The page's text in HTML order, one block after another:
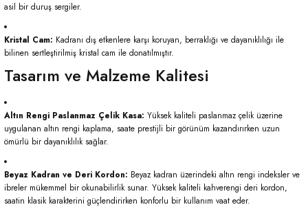
asil bir duruş sergiler.
Kristal Cam: Kadranı dış etkenlere karşı koruyan, berraklığı ve dayanıklılığı ile
bilinen sertleştirilmiş kristal cam ile donatılmıştır.
Tasarım ve Malzeme Kalitesi
Altın Rengi Paslanmaz Çelik Kasa: Yüksek kaliteli paslanmaz çelik üzerine
uygulanan altın rengi kaplama, saate prestijli bir görünüm kazandırırken uzun
ömürlü bir dayanıklılık sağlar.
Beyaz Kadran ve Deri Kordon: Beyaz kadran üzerindeki altın rengi indeksler ve
ibreler mükemmel bir okunabilirlik sunar. Yüksek kaliteli kahverengi deri kordon,
saatin klasik karakterini güçlendirirken konforlu bir kullanım vaat eder.